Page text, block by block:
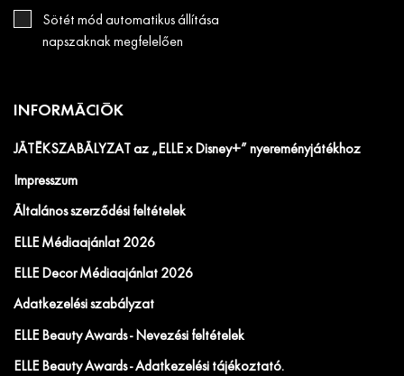
Sötét mód automatikus állítása
napszaknak megfelelően
INFORMÁCIÓK
JÁTÉKSZABÁLYZAT az „ELLE x Disney+” nyereményjátékhoz
Impresszum
Általános szerződési feltételek
ELLE Médiaajánlat 2026
ELLE Decor Médiaajánlat 2026
Adatkezelési szabályzat
ELLE Beauty Awards - Nevezési feltételek
ELLE Beauty Awards - Adatkezelési tájékoztató.